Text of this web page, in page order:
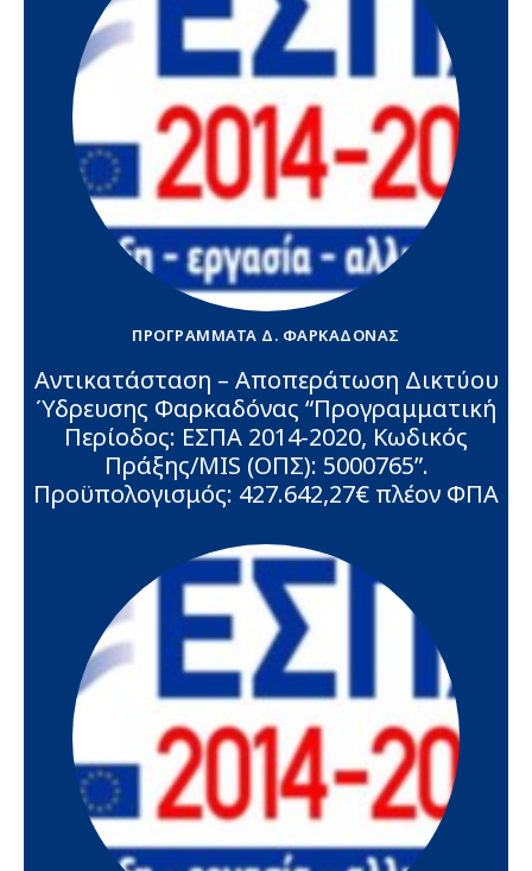
ΠΡΟΓΡΆΜΜΑΤΑ Δ. ΦΑΡΚΑΔΌΝΑΣ
Αντικατάσταση – Αποπεράτωση Δικτύου
Ύδρευσης Φαρκαδόνας “Πρoγραμματική
Περίοδος: ΕΣΠΑ 2014-2020, Κωδικός
Πράξης/MIS (ΟΠΣ): 5000765”.
Προϋπολογισμός: 427.642,27€ πλέον ΦΠΑ